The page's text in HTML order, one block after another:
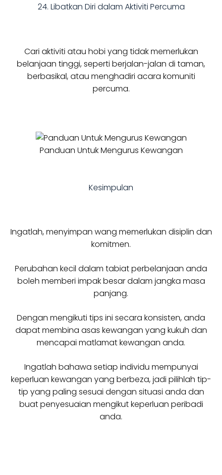
24. Libatkan Diri dalam Aktiviti Percuma
Cari aktiviti atau hobi yang tidak memerlukan
belanjaan tinggi, seperti berjalan-jalan di taman,
berbasikal, atau menghadiri acara komuniti
percuma.
Panduan Untuk Mengurus Kewangan
Kesimpulan
Ingatlah, menyimpan wang memerlukan disiplin dan
komitmen.
Perubahan kecil dalam tabiat perbelanjaan anda
boleh memberi impak besar dalam jangka masa
panjang.
Dengan mengikuti tips ini secara konsisten, anda
dapat membina asas kewangan yang kukuh dan
mencapai matlamat kewangan anda.
Ingatlah bahawa setiap individu mempunyai
keperluan kewangan yang berbeza, jadi pilihlah tip-
tip yang paling sesuai dengan situasi anda dan
buat penyesuaian mengikut keperluan peribadi
anda.